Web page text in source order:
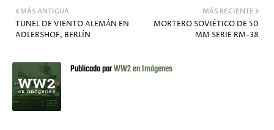
MÁS RECIENTE
MORTERO SOVIÉTICO DE 50
MM SERIE RM-38
MÁS ANTIGUA
TUNEL DE VIENTO ALEMÁN EN
ADLERSHOF, BERLÍN
Publicado porWW2 en Imágenes